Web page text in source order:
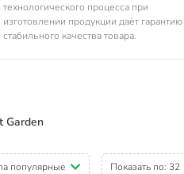
технологического процесса при
изготовлении продукции даёт гарантию
стабильного качества товара.
Garden
популярные Показать по: 32